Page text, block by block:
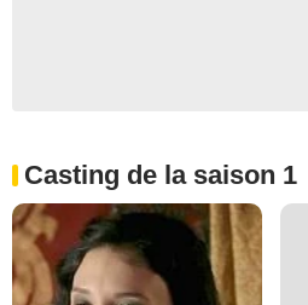
Casting de la saison 1